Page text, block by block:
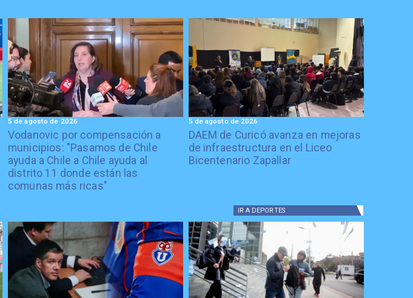
Vodanovic por compensación a
municipios: "Pasamos de Chile
ayuda a Chile a Chile ayuda al
distrito 11 donde están las
comunas más ricas"
5 de agosto de 2026
DAEM de Curicó avanza en mejoras
de infraestructura en el Liceo
Bicentenario Zapallar
5 de agosto de 2026
IR A DEPORTES